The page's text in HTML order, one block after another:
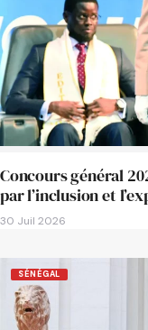
Concours général
par l’inclusion et
30 Juil 2026
SÉNÉGAL